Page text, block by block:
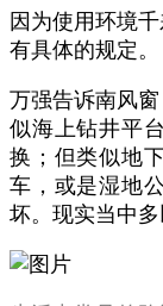
因为使用环境
有具体的规定。
万强告诉南风
似海上钻井平
换；但类似地
车，或是湿地
坏。现实当中多